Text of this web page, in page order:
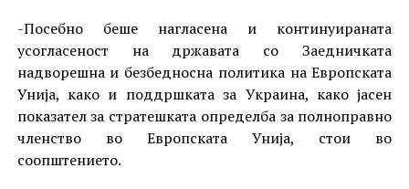
-Посебно беше нагласена и континуираната
усогласеност на државата со Заедничката
надворешна и безбедносна политика на Европската
Унија, како и поддршката за Украина, како јасен
показател за стратешката определба за полноправно
членство во Европската Унија, стои во
соопштението.